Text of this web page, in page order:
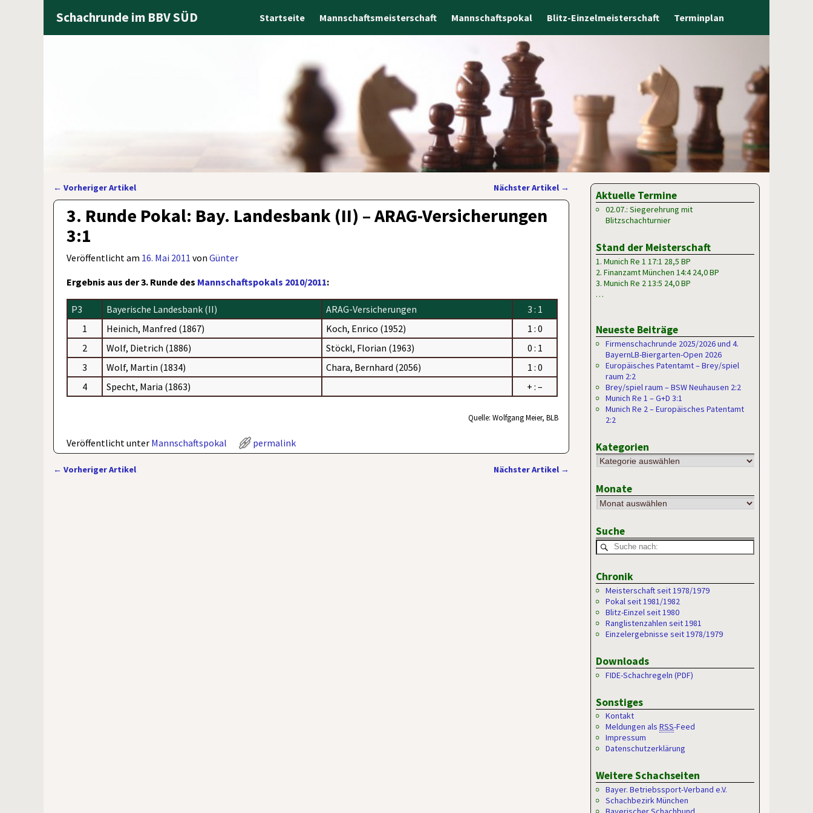
Schachrunde im BBV SÜD Startseite Mannschaftsmeisterschaft Mannschaftspokal Blitz-Einzelmeisterschaft Terminplan
Artikelnavigation
← Vorheriger Artikel Nächster Artikel →
3. Runde Pokal: Bay. Landesbank (II) – ARAG-Versicherungen
3:1
Veröffentlicht am 16. Mai 2011 vonGünter
Ergebnis aus der 3. Runde des Mannschaftspokals 2010/2011:
P3 Bayerische Landesbank (II) ARAG-Versicherungen
3 : 1
1
Heinich, Manfred (1867) Koch, Enrico (1952)
1 : 0
2
Wolf, Dietrich (1886) Stöckl, Florian (1963)
0 : 1
3
Wolf, Martin (1834) Chara, Bernhard (2056)
1 : 0
4
Specht, Maria (1863) + : –
Quelle: Wolfgang Meier, BLB
Veröffentlicht unter Mannschaftspokal permalink
← Vorheriger Artikel Nächster Artikel →
Aktuelle Termine
02.07.: Siegerehrung mit
Blitzschachturnier
Stand der Meisterschaft
1. Munich Re 1 17:1 28,5 BP
2. Finanzamt München 14:4 24,0 BP
3. Munich Re 2 13:5 24,0 BP
…
Neueste Beiträge
Firmenschachrunde 2025/2026 und 4.
BayernLB-Biergarten-Open 2026
Europäisches Patentamt – Brey/spiel
raum 2:2
Brey/spiel raum – BSW Neuhausen 2:2
Munich Re 1 – G+D 3:1
Munich Re 2 – Europäisches Patentamt
2:2
Kategorien
Monate
Suche
Chronik
Meisterschaft seit 1978/1979
Pokal seit 1981/1982
Blitz-Einzel seit 1980
Ranglistenzahlen seit 1981
Einzelergebnisse seit 1978/1979
Downloads
FIDE-Schachregeln (PDF)
Sonstiges
Kontakt
Meldungen alsRSS-Feed
Impressum
Datenschutzerklärung
Weitere Schachseiten
Bayer. Betriebssport-Verband e.V.
Schachbezirk München